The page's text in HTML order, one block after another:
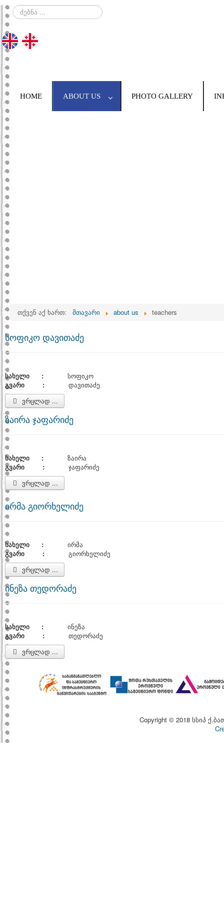
ძებნა
...
HOME ABOUT US PHOTO GALLERY
თქვენ აქ ხართ: მთავარი about us teachers
სოფიკო დავითაძე
სახელი : სოფიკო
გვარი :
დავითაძე
ვრცლად ...
ზაირა ჯაფარიძე
სახელი : ზაირა
გვარი :
ჯაფარიძე
ვრცლად ...
ირმა გიორხელიძე
სახელი : ირმა
გვარი :
გიორხელიძე
ვრცლად ...
ინეზა თედორაძე
სახელი : ინეზა
გვარი : თედორაძე
ვრცლად ...
Copyright © 2018 სსიპ